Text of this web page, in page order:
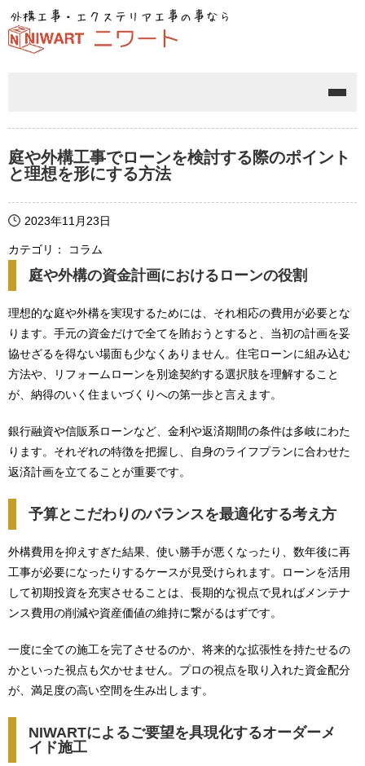
メニ
庭や外構工事でローンを検討する際のポイント
と理想を形にする方法
2023年11月23日
カテゴリ： コラム
庭や外構の資金計画におけるローンの役割
理想的な庭や外構を実現するためには、それ相応の費用が必要とな
ります。手元の資金だけで全てを賄おうとすると、当初の計画を妥
協せざるを得ない場面も少なくありません。住宅ローンに組み込む
方法や、リフォームローンを別途契約する選択肢を理解すること
が、納得のいく住まいづくりへの第一歩と言えます。
銀行融資や信販系ローンなど、金利や返済期間の条件は多岐にわた
ります。それぞれの特徴を把握し、自身のライフプランに合わせた
返済計画を立てることが重要です。
予算とこだわりのバランスを最適化する考え方
外構費用を抑えすぎた結果、使い勝手が悪くなったり、数年後に再
工事が必要になったりするケースが見受けられます。ローンを活用
して初期投資を充実させることは、長期的な視点で見ればメンテナ
ンス費用の削減や資産価値の維持に繋がるはずです。
一度に全ての施工を完了させるのか、将来的な拡張性を持たせるの
かといった視点も欠かせません。プロの視点を取り入れた資金配分
が、満足度の高い空間を生み出します。
NIWARTによるご要望を具現化するオーダーメ
イド施工